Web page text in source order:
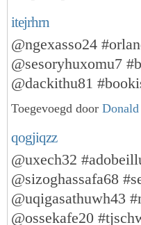
itejrhrn
@ngexasso24
@sesoryhuxomu7
@dackithu81
Toegevoegd door Donald
qogjiqzz
@uxech32
@sizoghassafa68
@uqigasathuwh43
@ossekafe20